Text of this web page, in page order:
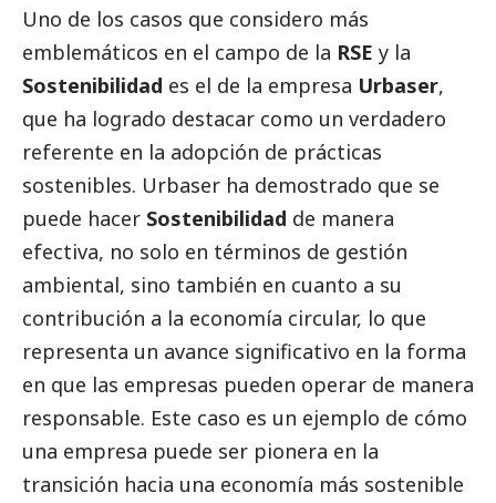
Uno de los casos que considero más
emblemáticos en el campo de la RSE y la
Sostenibilidad es el de la empresa Urbaser,
que ha logrado destacar como un verdadero
referente en la adopción de prácticas
sostenibles. Urbaser ha demostrado que se
puede hacer Sostenibilidad de manera
efectiva, no solo en términos de gestión
ambiental, sino también en cuanto a su
contribución a la economía circular, lo que
representa un avance significativo en la forma
en que las empresas pueden operar de manera
responsable. Este caso es un ejemplo de cómo
una empresa puede ser pionera en la
transición hacia una economía más sostenible